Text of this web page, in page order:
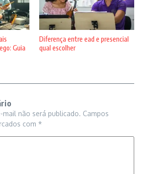
Guia
Diferença entre ead e presencial
qual escolher
mail não será publicado. Campos
com *